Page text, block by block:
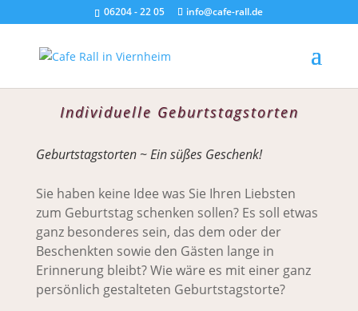
06204 - 22 05 info@cafe-rall.de
Individuelle Geburtstagstorten
Geburtstagstorten ~ Ein süßes Geschenk!
Sie haben keine Idee was Sie Ihren Liebsten
zum Geburtstag schenken sollen? Es soll etwas
ganz besonderes sein, das dem oder der
Beschenkten sowie den Gästen lange in
Erinnerung bleibt? Wie wäre es mit einer ganz
persönlich gestalteten Geburtstagstorte?